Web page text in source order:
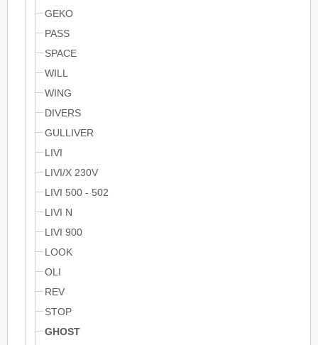
GEKO
PASS
SPACE
WILL
WING
DIVERS
GULLIVER
LIVI
LIVI/X 230V
LIVI 500 - 502
LIVI N
LIVI 900
LOOK
OLI
REV
STOP
GHOST